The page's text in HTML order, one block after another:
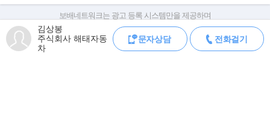
실제 옆에 섰을 때는 미니밴이라기에는 다
소 작게 느껴지기도 하지만 휠베이스만 비교하면 코란도 투리스모,
토요타 시에나, 인피니티 QX60, 혼다 오딧
세이 등보다 30mm~70mm가량 길다.
김상봉
주식회사 해태자동
차
문자상담 전화걸기
보배네트워크는 광고 등록 시스템만을 제공하며
판매자가 직접 등록한 내용에 대한 모든 책임은 판매자에게 있습니다.
차량 구매 시 차량등록증, 성능점검기록부, 실제 차량 상태,
차대번호 조회로 직접 정보를 확인하세요.